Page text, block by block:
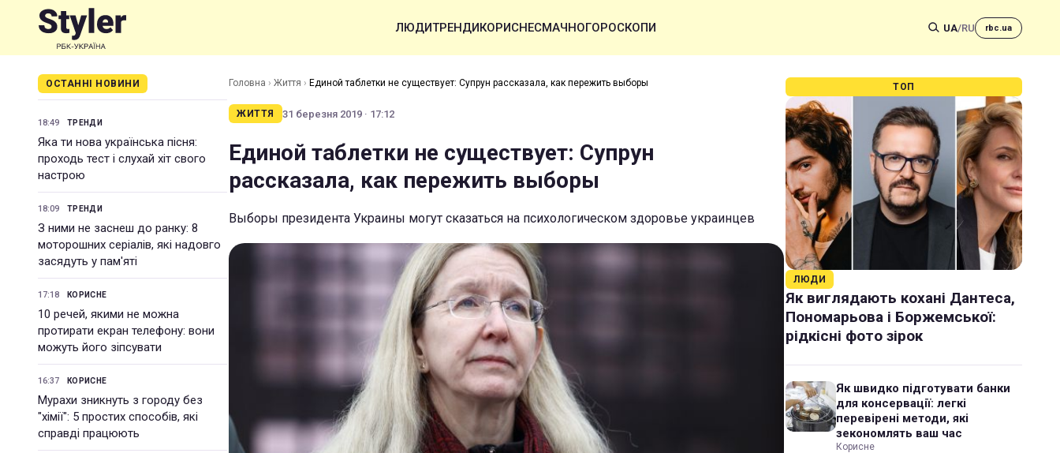
ЛЮДИТРЕНДИКОРИСНЕСМАЧНОГОРОСКОПИ UA/RU rbc.ua
ОСТАННІ НОВИНИ
18:49 ТРЕНДИ
Яка ти нова українська пісня:
проходь тест і слухай хіт свого
настрою
18:09 ТРЕНДИ
З ними не заснеш до ранку: 8
моторошних серіалів, які надовго
засядуть у пам'яті
17:18 КОРИСНЕ
10 речей, якими не можна
протирати екран телефону: вони
можуть його зіпсувати
16:37 КОРИСНЕ
Мурахи зникнуть з городу без
"хімії": 5 простих способів, які
справді працюють
Головна › Життя › Единой таблетки не существует: Супрун рассказала, как пережить выборы
ЖИТТЯ 31 березня 2019 · 17:12
Единой таблетки не существует: Супрун
рассказала, как пережить выборы
Выборы президента Украины могут сказаться на психологическом здоровье украинцев
ТОП
ЛЮДИ
Як виглядають кохані Дантеса,
Пономарьова і Боржемської:
рідкісні фото зірок
Як швидко підготувати банки
для консервації: легкі
перевірені методи, які
зекономлять ваш час
Корисне